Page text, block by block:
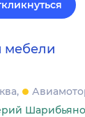
мебели